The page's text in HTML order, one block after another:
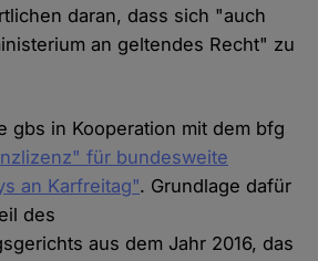
daran, dass sich "auch
an geltendes Recht" zu
gbs in Kooperation mit dem bfg
für bundesweite
an Karfreitag". Grundlage dafür
des
aus dem Jahr 2016, das